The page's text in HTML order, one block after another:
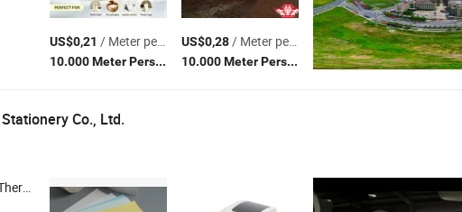
US$0,21 / Meter persegi
10.000 Meter Persegi (MOQ)
US$0,28/ Meter persegi
10.000 Meter Persegi (MOQ)
Co., Ltd.
Minyak